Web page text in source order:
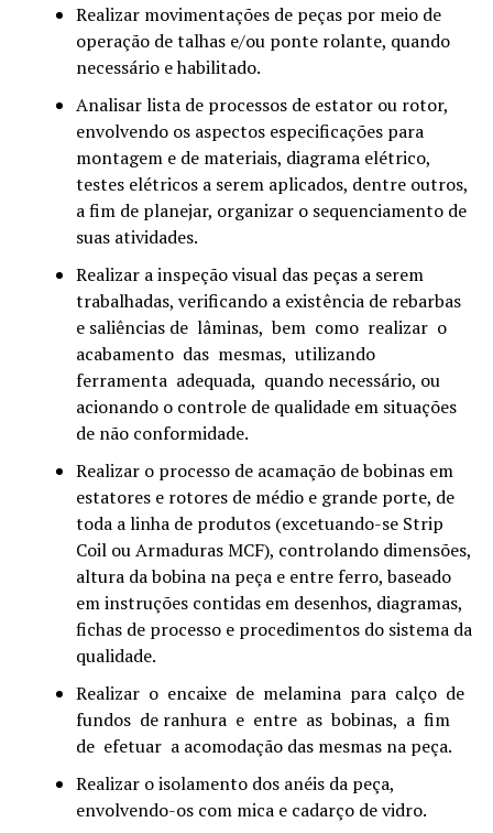
Realizar movimentações de peças por meio de
operação de talhas e/ou ponte rolante, quando
necessário e habilitado.
Analisar lista de processos de estator ou rotor,
envolvendo os aspectos especificações para
montagem e de materiais, diagrama elétrico,
testes elétricos a serem aplicados, dentre outros,
a fim de planejar, organizar o sequenciamento de
suas atividades.
Realizar a inspeção visual das peças a serem
trabalhadas, verificando a existência de rebarbas
e saliências de lâminas, bem como realizar o
acabamento das mesmas, utilizando
ferramenta adequada, quando necessário, ou
acionando o controle de qualidade em situações
de não conformidade.
Realizar o processo de acamação de bobinas em
estatores e rotores de médio e grande porte, de
toda a linha de produtos (excetuando-se Strip
Coil ou Armaduras MCF), controlando dimensões,
altura da bobina na peça e entre ferro, baseado
em instruções contidas em desenhos, diagramas,
fichas de processo e procedimentos do sistema da
qualidade.
Realizar o encaixe de melamina para calço de
fundos de ranhura e entre as bobinas, a fim
de efetuar a acomodação das mesmas na peça.
Realizar o isolamento dos anéis da peça,
envolvendo-os com mica e cadarço de vidro.